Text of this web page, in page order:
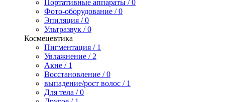
Портативные аппараты / 0
Фото-оборудование / 0
Эпиляция / 0
Ультразвук / 0
Космецевтика
Пигментация / 1
Увлажнение / 2
Акне / 1
Восстановление / 0
выпадение/рост волос / 1
Для тела / 0